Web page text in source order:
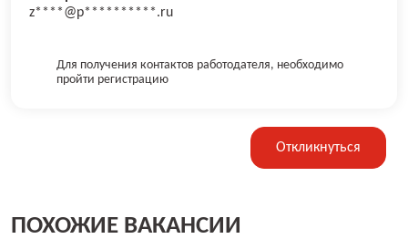
z****@p**********.ru
Для получения контактов работодателя, необходимо
пройти регистрацию
Откликнуться
ПОХОЖИЕ ВАКАНСИИ